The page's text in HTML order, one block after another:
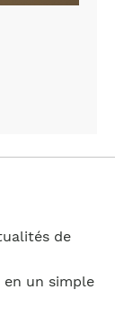
de
un simple